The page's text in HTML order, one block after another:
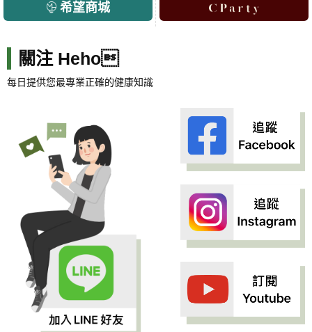
希望商城
關注 Heho
每日提供您最專業正確的健康知識